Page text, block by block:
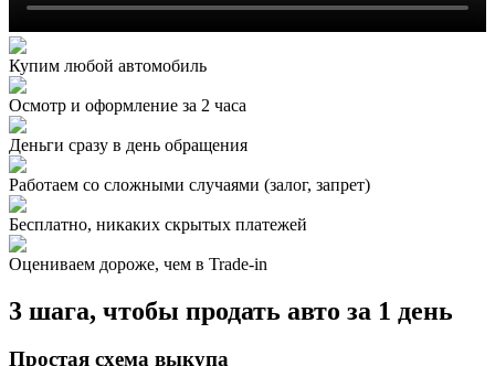
Купим любой автомобиль
Осмотр и оформление за 2 часа
Деньги сразу в день обращения
Работаем со сложными случаями (залог, запрет)
Бесплатно, никаких скрытых платежей
Оцениваем дороже, чем в Trade‑in
3 шага, чтобы продать авто за 1 день
Простая схема выкупа